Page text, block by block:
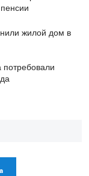
жилой дом в
потребовали